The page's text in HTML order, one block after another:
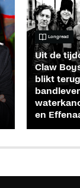
Longread
Uit de
Claw
blikt
en